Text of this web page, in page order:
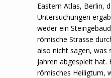
Eastern Atlas, Berlin,
Untersuchungen
weder ein
römische Strasse
also nicht sagen, was
Jahren abgespielt hat.
römisches Heiligtum,